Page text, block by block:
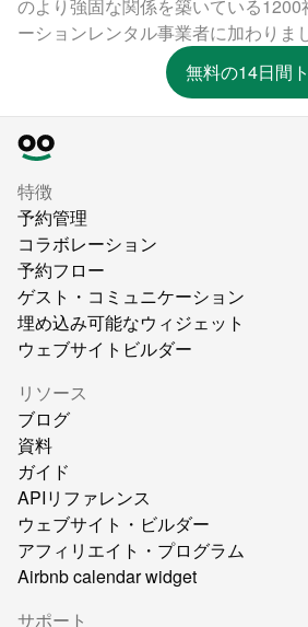
のより強固な関係を築いている
ーションレンタル事業者に加わりま
無料の14日間
特徴
予約管理
コラボレーション
予約フロー
ゲスト・コミュニケーション
埋め込み可能なウィジェット
ウェブサイトビルダー
リソース
ブログ
資料
ガイド
APIリファレンス
ウェブサイト・ビルダー
アフィリエイト・プログラム
Airbnb calendar widget
サポート